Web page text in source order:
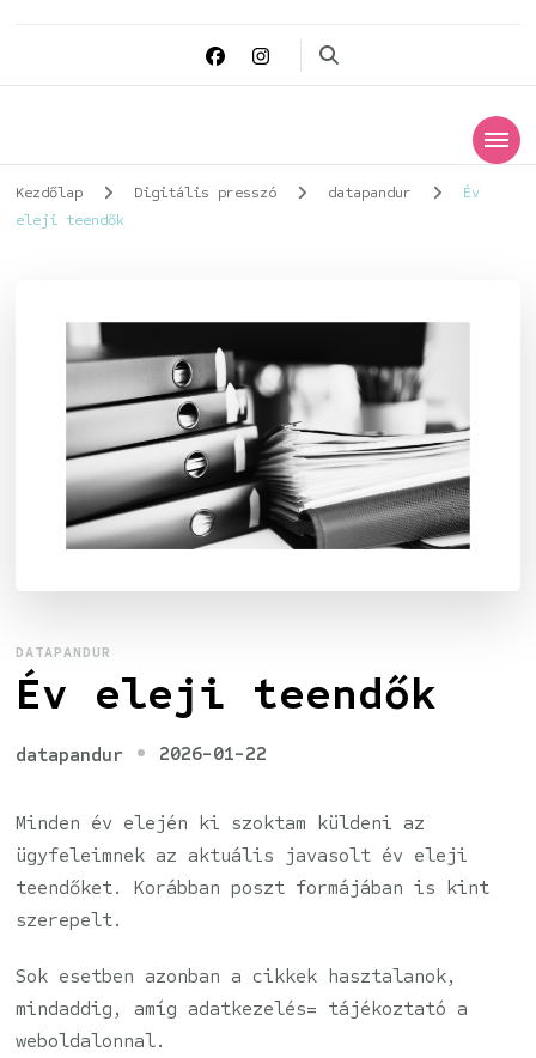
Datapandur
Kezdőlap Digitális presszó datapandur
Év
eleji teendők
DATAPANDUR
Év eleji teendők
datapandur 2026-01-22
Minden év elején ki szoktam küldeni az
ügyfeleimnek az aktuális javasolt év eleji
teendőket. Korábban poszt formájában is kint
szerepelt.
Sok esetben azonban a cikkek hasztalanok,
mindaddig, amíg adatkezelés= tájékoztató a
weboldalonnal.